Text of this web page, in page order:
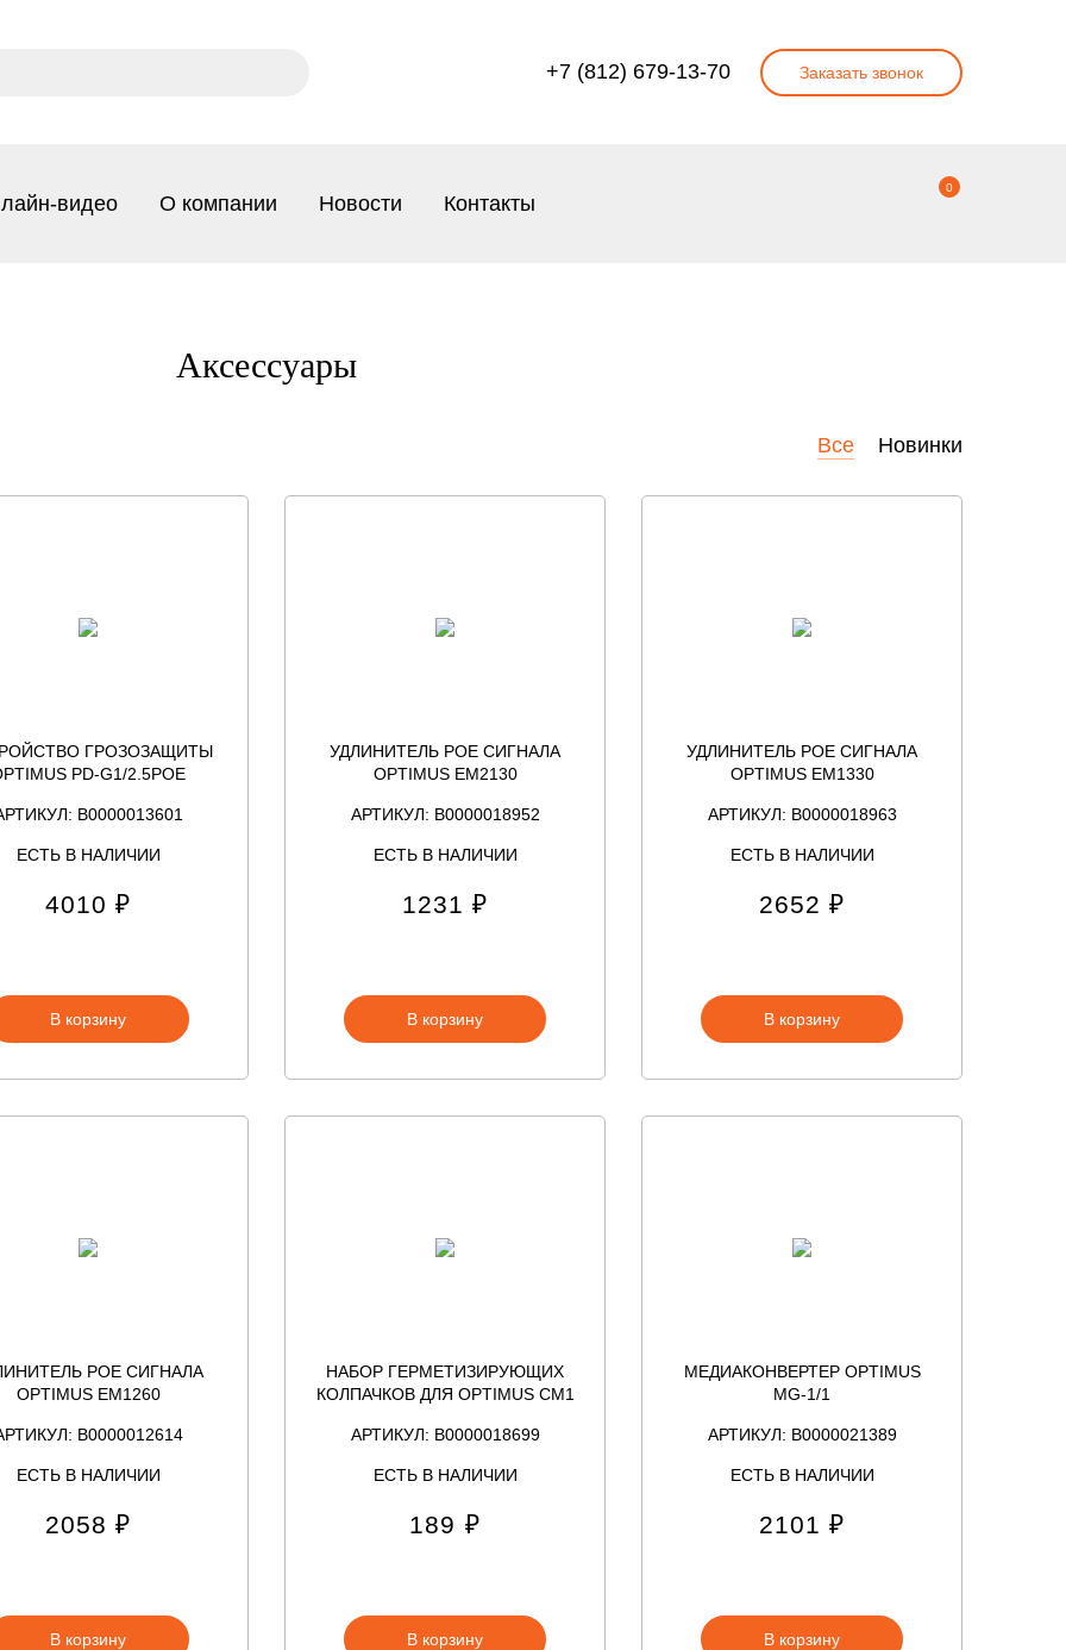
+7 (812) 679-13-70 Заказать звонок
видео О компании Новости Контакты
0
Аксессуары
Все Новинки
ГРОЗОЗАЩИТЫ
PD-G1/2.5POE
В0000013601
ЕСТЬ В НАЛИЧИИ
4010 ₽
В корзину
УДЛИНИТЕЛЬ POE СИГНАЛА
OPTIMUS EM2130
АРТИКУЛ: В0000018952
ЕСТЬ В НАЛИЧИИ
1231 ₽
В корзину
УДЛИНИТЕЛЬ POE СИГНАЛА
OPTIMUS EM1330
АРТИКУЛ: В0000018963
ЕСТЬ В НАЛИЧИИ
2652 ₽
В корзину
POE СИГНАЛА
OPTIMUS EM1260
В0000012614
ЕСТЬ В НАЛИЧИИ
2058 ₽
В корзину
НАБОР ГЕРМЕТИЗИРУЮЩИХ
КОЛПАЧКОВ ДЛЯ OPTIMUS CM1
АРТИКУЛ: В0000018699
ЕСТЬ В НАЛИЧИИ
189 ₽
В корзину
МЕДИАКОНВЕРТЕР OPTIMUS
MG-1/1
АРТИКУЛ: В0000021389
ЕСТЬ В НАЛИЧИИ
2101 ₽
В корзину